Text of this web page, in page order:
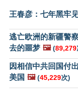
王春彦：七年黑牢
逃亡欧洲的新疆警
去的噩梦 🖼️ (89,279
因相信中共回国付
美国 🖼️ (45,229次)